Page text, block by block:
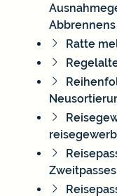
Ratte